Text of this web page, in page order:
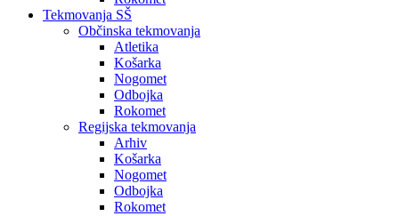
Tekmovanja SŠ
Občinska tekmovanja
Atletika
Košarka
Nogomet
Odbojka
Rokomet
Regijska tekmovanja
Arhiv
Košarka
Nogomet
Odbojka
Rokomet